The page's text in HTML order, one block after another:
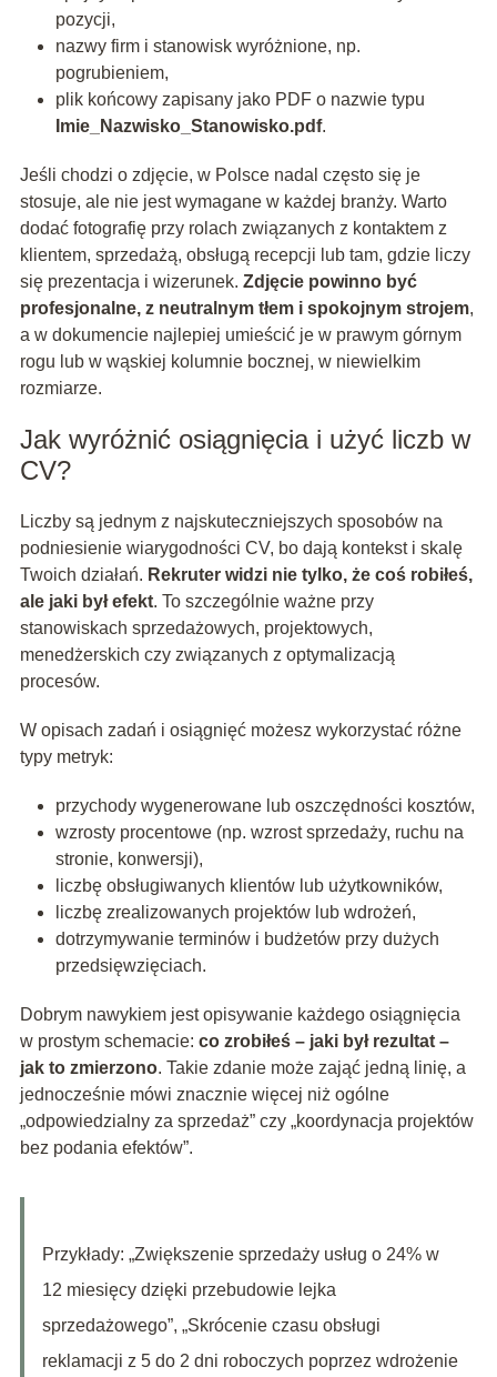
pozycji,
nazwy firm i stanowisk wyróżnione, np.
pogrubieniem,
plik końcowy zapisany jako PDF o nazwie typu
Imie_Nazwisko_Stanowisko.pdf.
Jeśli chodzi o zdjęcie, w Polsce nadal często się je
stosuje, ale nie jest wymagane w każdej branży. Warto
dodać fotografię przy rolach związanych z kontaktem z
klientem, sprzedażą, obsługą recepcji lub tam, gdzie liczy
się prezentacja i wizerunek. Zdjęcie powinno być
profesjonalne, z neutralnym tłem i spokojnym strojem,
a w dokumencie najlepiej umieścić je w prawym górnym
rogu lub w wąskiej kolumnie bocznej, w niewielkim
rozmiarze.
Jak wyróżnić osiągnięcia i użyć liczb w
CV?
Liczby są jednym z najskuteczniejszych sposobów na
podniesienie wiarygodności CV, bo dają kontekst i skalę
Twoich działań. Rekruter widzi nie tylko, że coś robiłeś,
ale jaki był efekt. To szczególnie ważne przy
stanowiskach sprzedażowych, projektowych,
menedżerskich czy związanych z optymalizacją
procesów.
W opisach zadań i osiągnięć możesz wykorzystać różne
typy metryk:
przychody wygenerowane lub oszczędności kosztów,
wzrosty procentowe (np. wzrost sprzedaży, ruchu na
stronie, konwersji),
liczbę obsługiwanych klientów lub użytkowników,
liczbę zrealizowanych projektów lub wdrożeń,
dotrzymywanie terminów i budżetów przy dużych
przedsięwzięciach.
Dobrym nawykiem jest opisywanie każdego osiągnięcia
w prostym schemacie: co zrobiłeś – jaki był rezultat –
jak to zmierzono. Takie zdanie może zająć jedną linię, a
jednocześnie mówi znacznie więcej niż ogólne
„odpowiedzialny za sprzedaż” czy „koordynacja projektów
bez podania efektów”.
Przykłady: „Zwiększenie sprzedaży usług o 24% w
12 miesięcy dzięki przebudowie lejka
sprzedażowego”, „Skrócenie czasu obsługi
reklamacji z 5 do 2 dni roboczych poprzez wdrożenie